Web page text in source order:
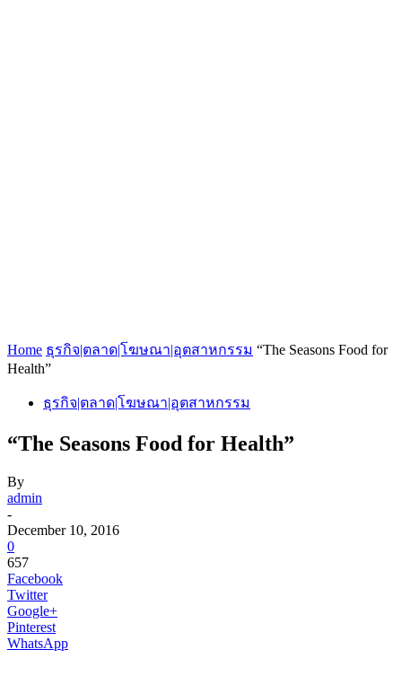
Home ธุรกิจ|ตลาด|โฆษณา|อุตสาหกรรม “The Seasons Food for
Health”
ธุรกิจ|ตลาด|โฆษณา|อุตสาหกรรม
“The Seasons Food for Health”
By
admin
-
December 10, 2016
0
657
Facebook
Twitter
Google+
Pinterest
WhatsApp